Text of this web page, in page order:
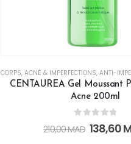
,NOURRISSANT,RÉGULATEUR,
CORPS, ACNÉ & IMPERFECTIONS, ANTI-
CENTAUREA Gel Moussant
Acne 200ml
out of 5
210,00MAD 138,60